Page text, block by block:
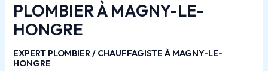
PLOMBIER À MAGNY-LE-
HONGRE
EXPERT PLOMBIER / CHAUFFAGISTE À MAGNY-LE-
HONGRE